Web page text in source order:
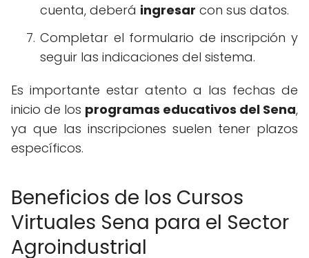
cuenta, deberá ingresar con sus datos.
Completar el formulario de inscripción y
seguir las indicaciones del sistema.
Es importante estar atento a las fechas de
inicio de los programas educativos del Sena,
ya que las inscripciones suelen tener plazos
específicos.
Beneficios de los Cursos
Virtuales Sena para el Sector
Agroindustrial